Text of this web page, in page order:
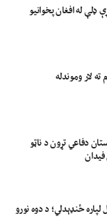
ډلې له افغان پخوانیو
دفاعي تړون د ناټو
ځنډېدلي؛ د دوه نورو